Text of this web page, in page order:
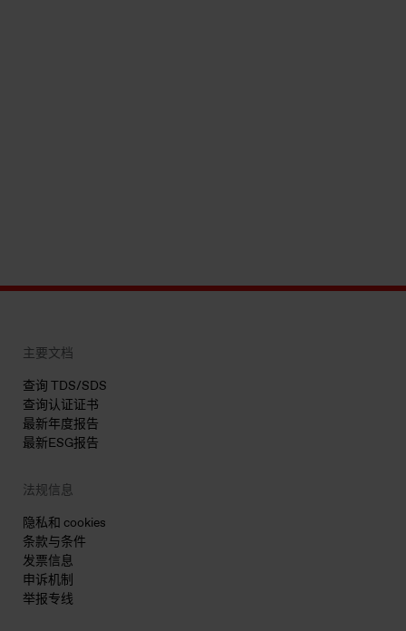
主要文档
查询 TDS/SDS
查询认证证书
最新年度报告
最新ESG报告
法规信息
隐私和 cookies
条款与条件
发票信息
申诉机制
举报专线